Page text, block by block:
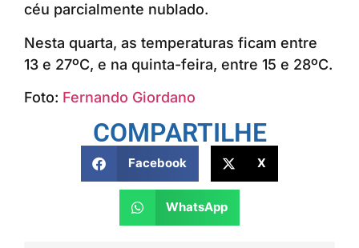
céu parcialmente nublado.
Nesta quarta, as temperaturas ficam entre
13 e 27ºC, e na quinta-feira, entre 15 e 28ºC.
Foto: Fernando Giordano
COMPARTILHE
Facebook X
WhatsApp